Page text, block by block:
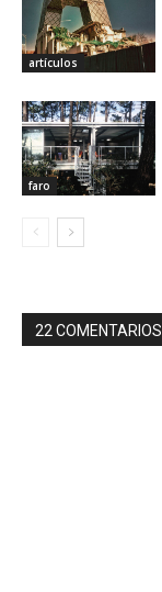
artículos
faro
22 COMENTARIOS